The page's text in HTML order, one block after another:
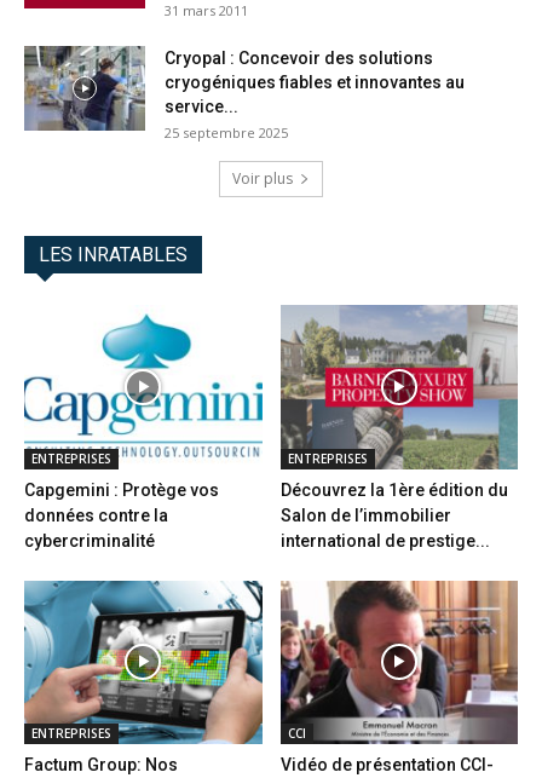
31 mars 2011
Cryopal : Concevoir des solutions
cryogéniques fiables et innovantes au
service...
25 septembre 2025
Voir plus
LES INRATABLES
ENTREPRISES
Capgemini : Protège vos
données contre la
cybercriminalité
ENTREPRISES
Découvrez la 1ère édition du
Salon de l’immobilier
international de prestige...
ENTREPRISES
Factum Group: Nos
CCI
Vidéo de présentation CCI-